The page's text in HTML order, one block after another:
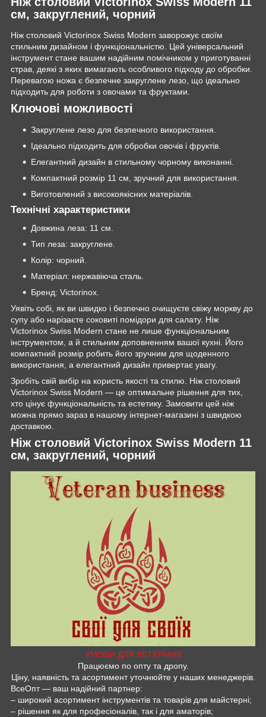
см, закруглений, чорний
Ніж столовий Victorinox Swiss Modern заворожує своїм
стильним дизайном і функціональністю. Цей універсальний
інструмент стане вашим надійним помічником у приготуванні
страв, деякі з яких вимагають особливого підходу до обробки.
Перевагою ножа є безпечне закруглене лезо, що ідеально
підходить для роботи з овочами та фруктами.
Ключові можливості
Закруглене лезо для безпечного використання.
Ідеально підходить для обробки овочів і фруктів.
Елегантний дизайн в стильному чорному виконанні.
Компактний розмір 11 см, зручний для використання.
Виготовлений з високоякісних матеріалів.
Технічні характеристики
Довжина леза: 11 см.
Тип леза: закруглене.
Колір: чорний.
Матеріал: нержавіюча сталь.
Бренд: Victorinox.
Уявіть собі, як ви швидко і безпечно очищуєте свіжу моркву до
супу або нарізаєте соковиті помідори для салату. Ніж
Victorinox Swiss Modern стане не лише функціональним
інструментом, а й стильним доповненням вашої кухні. Його
компактний розмір робить його зручним для щоденного
використання, а елегантний дизайн привертає увагу.
Зробіть свій вибір на користь якості та стилю. Ніж столовий
Victorinox Swiss Modern — це оптимальне рішення для тих,
хто цінує функціональність та естетику. Замовити цей ніж
можна прямо зараз в нашому інтернет-магазині з швидкою
доставкою.
Ніж столовий Victorinox Swiss Modern 11
см, закруглений, чорний
УМОВИ ДЛЯ ВЕТЕРАНІВ
Працюємо по опту та дропу.
Ціну, наявність та асортимент уточнюйте у наших менеджерів.
ВсеОпт — ваш надійний партнер:
– широкий асортимент інструментів та товарів для майстерні;
– рішення як для професіоналів, так і для аматорів;